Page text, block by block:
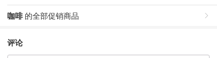
咖啡的全部促销商品
评论